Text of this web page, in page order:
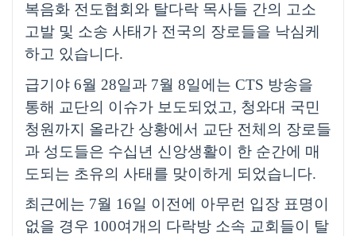
복음화 전도협회와 탈다락 목사들 간의 고소
고발 및 소송 사태가 전국의 장로들을 낙심케
하고 있습니다.
급기야 6월 28일과 7월 8일에는 CTS 방송을
통해 교단의 이슈가 보도되었고, 청와대 국민
청원까지 올라간 상황에서 교단 전체의 장로들
과 성도들은 수십년 신앙생활이 한 순간에 매
도되는 초유의 사태를 맞이하게 되었습니다.
최근에는 7월 16일 이전에 아무런 입장 표명이
없을 경우 100여개의 다락방 소속 교회들이 탈